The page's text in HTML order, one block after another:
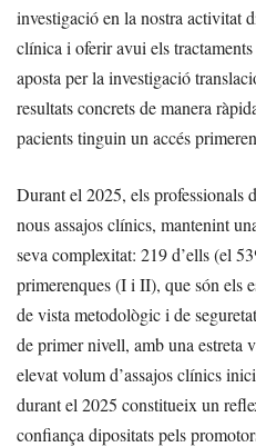
investigació en la nostra activitat
clínica i oferir avui els
aposta per la investigació
resultats concrets de manera
pacients tinguin un accés
Durant el 2025, els professionals
nous assajos clínics, mantenint
seva complexitat: 219 d’ells (el
primerenques (I i II), que són els
de vista metodològic i de
de primer nivell, amb una estreta
elevat volum d’assajos clínics
durant el 2025 constitueix un
confiança dipositats pels